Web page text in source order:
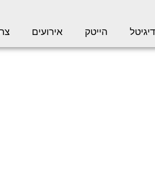
דיגיטל הייטק אירועים